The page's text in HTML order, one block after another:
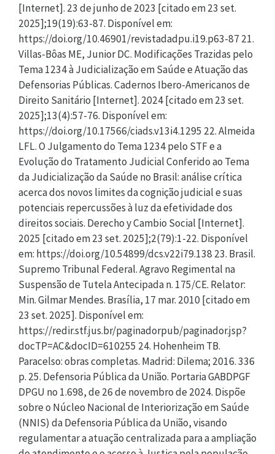
[Internet]. 23 de junho de 2023 [citado em 23 set.
2025];19(19):63-87. Disponível em:
https://doi.org/10.46901/revistadadpu.i19.p63-87 21.
Villas-Bôas ME, Junior DC. Modificações Trazidas pelo
Tema 1234 à Judicialização em Saúde e Atuação das
Defensorias Públicas. Cadernos Ibero-Americanos de
Direito Sanitário [Internet]. 2024 [citado em 23 set.
2025];13(4):57-76. Disponível em:
https://doi.org/10.17566/ciads.v13i4.1295 22. Almeida
LFL. O Julgamento do Tema 1234 pelo STF e a
Evolução do Tratamento Judicial Conferido ao Tema
da Judicialização da Saúde no Brasil: análise crítica
acerca dos novos limites da cognição judicial e suas
potenciais repercussões à luz da efetividade dos
direitos sociais. Derecho y Cambio Social [Internet].
2025 [citado em 23 set. 2025];2(79):1-22. Disponível
em: https://doi.org/10.54899/dcs.v22i79.138 23. Brasil.
Supremo Tribunal Federal. Agravo Regimental na
Suspensão de Tutela Antecipada n. 175/CE. Relator:
Min. Gilmar Mendes. Brasília, 17 mar. 2010 [citado em
23 set. 2025]. Disponível em:
https://redir.stf.jus.br/paginadorpub/paginador.jsp?
docTP=AC&docID=610255 24. Hohenheim TB.
Paracelso: obras completas. Madrid: Dilema; 2016. 336
p. 25. Defensoria Pública da União. Portaria GABDPGF
DPGU no 1.698, de 26 de novembro de 2024. Dispõe
sobre o Núcleo Nacional de Interiorização em Saúde
(NNIS) da Defensoria Pública da União, visando
regulamentar a atuação centralizada para a ampliação